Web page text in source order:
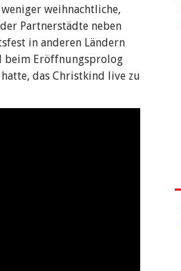
weihnachtliche,
Partnerstädte neben
in anderen Ländern
beim Eröffnungsprolog
das Christkind live zu